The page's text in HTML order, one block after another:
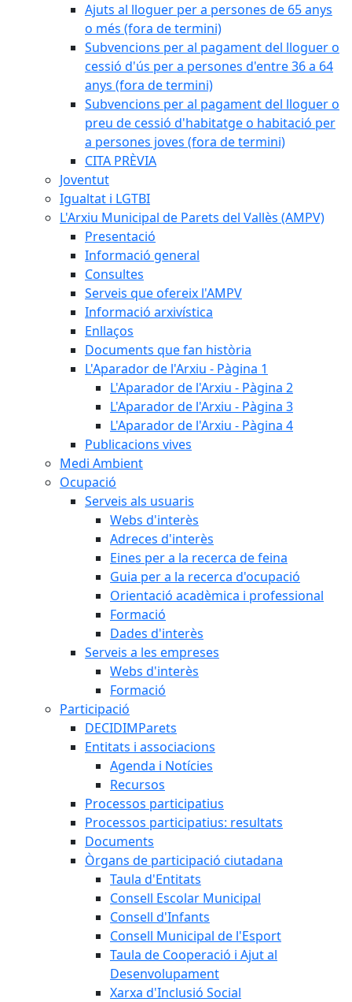
Ajuts al lloguer per a persones de 65 anys
o més (fora de termini)
Subvencions per al pagament del lloguer o
cessió d'ús per a persones d'entre 36 a 64
anys (fora de termini)
Subvencions per al pagament del lloguer o
preu de cessió d'habitatge o habitació per
a persones joves (fora de termini)
CITA PRÈVIA
Joventut
Igualtat i LGTBI
L'Arxiu Municipal de Parets del Vallès (AMPV)
Presentació
Informació general
Consultes
Serveis que ofereix l'AMPV
Informació arxivística
Enllaços
Documents que fan història
L'Aparador de l'Arxiu - Pàgina 1
L'Aparador de l'Arxiu - Pàgina 2
L'Aparador de l'Arxiu - Pàgina 3
L'Aparador de l'Arxiu - Pàgina 4
Publicacions vives
Medi Ambient
Ocupació
Serveis als usuaris
Webs d'interès
Adreces d'interès
Eines per a la recerca de feina
Guia per a la recerca d'ocupació
Orientació acadèmica i professional
Formació
Dades d'interès
Serveis a les empreses
Webs d'interès
Formació
Participació
DECIDIMParets
Entitats i associacions
Agenda i Notícies
Recursos
Processos participatius
Processos participatius: resultats
Documents
Òrgans de participació ciutadana
Taula d'Entitats
Consell Escolar Municipal
Consell d'Infants
Consell Municipal de l'Esport
Taula de Cooperació i Ajut al
Desenvolupament
Xarxa d'Inclusió Social